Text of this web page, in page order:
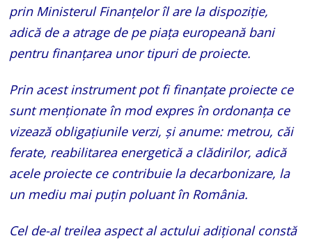
prin Ministerul Finanțelor îl are la dispoziție,
adică de a atrage de pe piața europeană bani
pentru finanțarea unor tipuri de proiecte.
Prin acest instrument pot fi finanțate proiecte ce
sunt menționate în mod expres în ordonanța ce
vizează obligațiunile verzi, și anume: metrou, căi
ferate, reabilitarea energetică a clădirilor, adică
acele proiecte ce contribuie la decarbonizare, la
un mediu mai puțin poluant în România.
Cel de-al treilea aspect al actului adițional constă